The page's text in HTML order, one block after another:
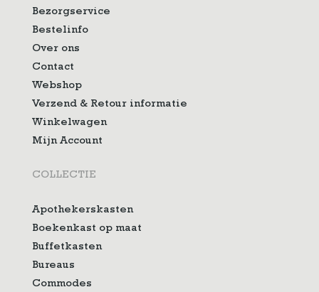
Bezorgservice
Bestelinfo
Over ons
Contact
Webshop
Verzend & Retour informatie
Winkelwagen
Mijn Account
COLLECTIE
Apothekerskasten
Boekenkast op maat
Buffetkasten
Bureaus
Commodes